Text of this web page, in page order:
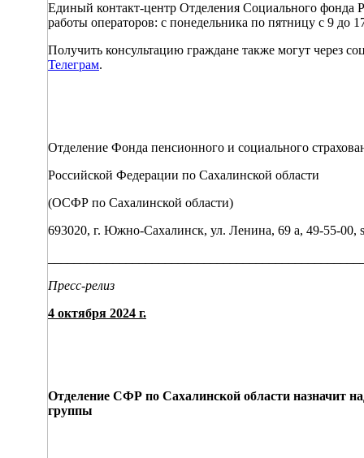
Единый контакт-центр Отделения Социального фонда
работы операторов: с понедельника по пятницу с 9 до
Получить консультацию граждане также могут через
Телеграм.
Отделение Фонда пенсионного и социального
Российской Федерации по Сахалинской области
(ОСФР по Сахалинской области)
693020, г. Южно-Сахалинск, ул. Ленина, 69 а, 49-55-00,
Пресс-релиз
4 октября 2024 г.
Отделение СФР по Сахалинской области назначит
группы